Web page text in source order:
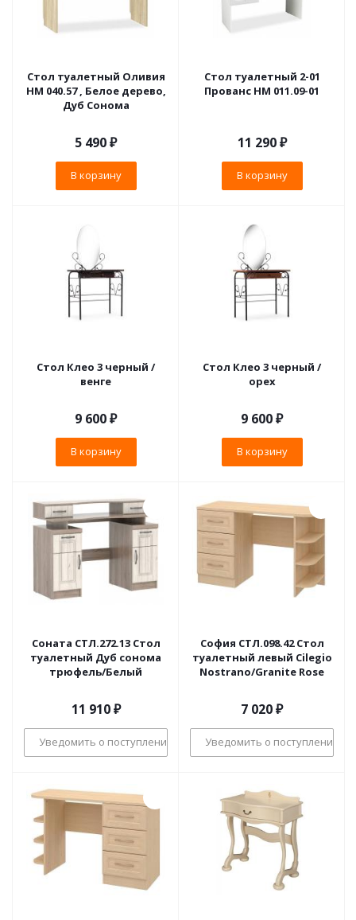
Стол туалетный Оливия
НМ 040.57 , Белое дерево,
Дуб Сонома
5 490₽
В корзину
Стол туалетный 2-01
Прованс НМ 011.09-01
11 290₽
В корзину
Стол Клео 3 черный /
венге
9 600₽
В корзину
Стол Клео 3 черный /
орех
9 600₽
В корзину
Соната СТЛ.272.13 Стол
туалетный Дуб сонома
трюфель/Белый
11 910₽
Уведомить о поступлении
София СТЛ.098.42 Стол
туалетный левый Cilegio
Nostrano/Granite Rose
7 020₽
Уведомить о поступлении